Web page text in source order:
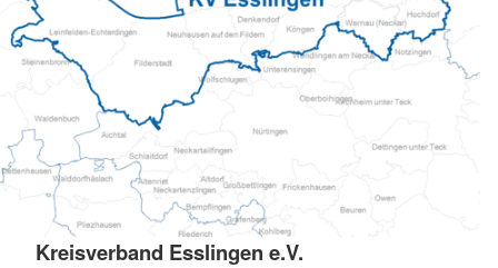
Kreisverband Esslingen e.V.